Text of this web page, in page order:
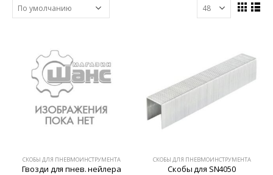
СКОБЫ ДЛЯ ПНЕВМОИНСТРУМЕНТА
Гвозди для пнев. нейлера
СКОБЫ ДЛЯ ПНЕВМОИНСТРУМЕНТА
Скобы для SN4050